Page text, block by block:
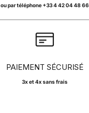
ou par téléphone +33 4 42 04 48 66
PAIEMENT SÉCURISÉ
3x et 4x sans frais